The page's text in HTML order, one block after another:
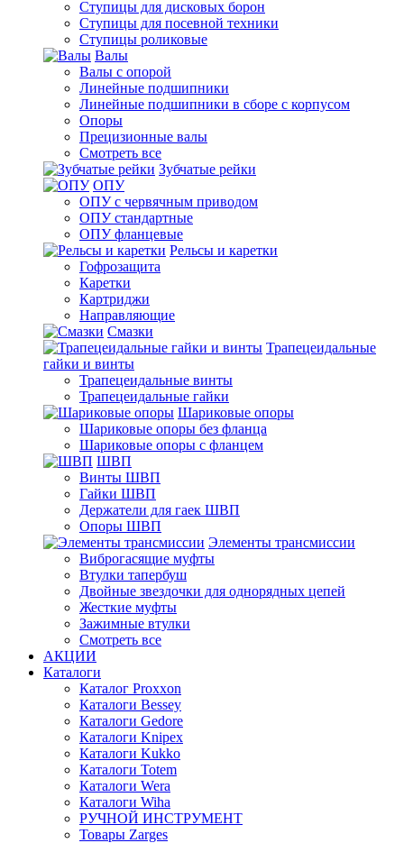
Ступицы для дисковых борон
Ступицы для посевной техники
Ступицы роликовые
Валы
Валы с опорой
Линейные подшипники
Линейные подшипники в сборе с корпусом
Опоры
Прецизионные валы
Смотреть все
Зубчатые рейки
ОПУ
ОПУ с червячным приводом
ОПУ стандартные
ОПУ фланцевые
Рельсы и каретки
Гофрозащита
Каретки
Картриджи
Направляющие
Смазки
Трапецеидальные
гайки и винты
Трапецеидальные винты
Трапецеидальные гайки
Шариковые опоры
Шариковые опоры без фланца
Шариковые опоры с фланцем
ШВП
Винты ШВП
Гайки ШВП
Держатели для гаек ШВП
Опоры ШВП
Элементы трансмиссии
Виброгасящие муфты
Втулки тапербуш
Двойные звездочки для однорядных цепей
Жесткие муфты
Зажимные втулки
Смотреть все
АКЦИИ
Каталоги
Каталог Proxxon
Каталоги Bessey
Каталоги Gedore
Каталоги Knipex
Каталоги Kukko
Каталоги Totem
Каталоги Wera
Каталоги Wiha
РУЧНОЙ ИНСТРУМЕНТ
Товары Zarges